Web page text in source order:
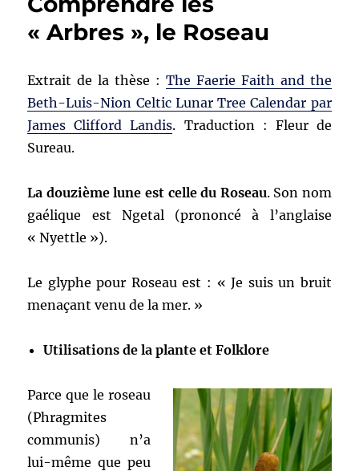
le
Roseau
« Arbres », le Roseau
Extrait de la thèse : The Faerie Faith and the
Beth-Luis-Nion Celtic Lunar Tree Calendar par
James Clifford Landis. Traduction : Fleur de
Sureau.
La douzième lune est celle du Roseau. Son nom
gaélique est Ngetal (prononcé à l’anglaise
« Nyettle »).
Le glyphe pour Roseau est : « Je suis un bruit
menaçant venu de la mer. »
Utilisations de la plante et Folklore
Parce que le roseau
(Phragmites
communis) n’a
lui-même que peu